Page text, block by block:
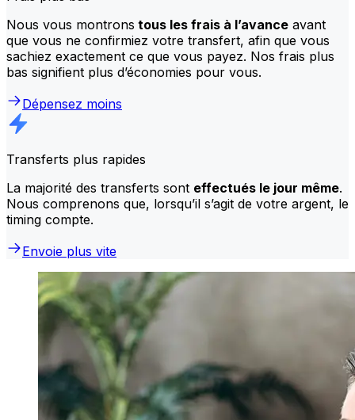
Nous vous montrons tous les frais à l’avance avant
que vous ne confirmiez votre transfert, afin que vous
sachiez exactement ce que vous payez. Nos frais plus
bas signifient plus d’économies pour vous.
Dépensez moins
Transferts plus rapides
La majorité des transferts sont effectués le jour même.
Nous comprenons que, lorsqu’il s’agit de votre argent, le
timing compte.
Envoie plus vite